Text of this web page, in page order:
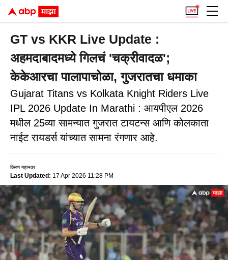
GT vs KKR Live Update :
अहमदाबादमध्ये गिलचं 'चक्रीवादळ';
केकेआरचा पालापाचोळा, गुजरातचा धमाका
Gujarat Titans vs Kolkata Knight Riders Live
IPL 2026 Update In Marathi : आयपीएल 2026
मधील 25व्या सामन्यात गुजरात टायटन्स आणि कोलकाता
नाईट रायडर्स यांच्यात सामना रंगणार आहे.
किरण महानवर
Last Updated: 17 Apr 2026 11:28 PM